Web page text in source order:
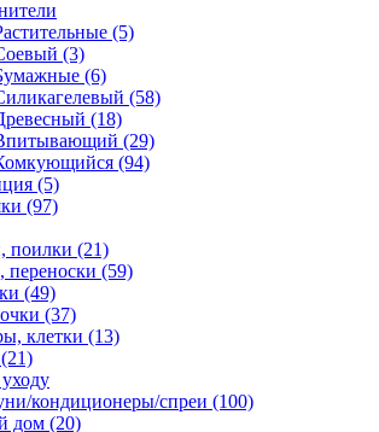
(5)
(3)
(6)
(58)
(18)
(29)
(94)
(5)
(97)
поилки (21)
переноски (59)
(49)
(37)
клетки (13)
(21)
кондиционеры/спреи (100)
дом (20)